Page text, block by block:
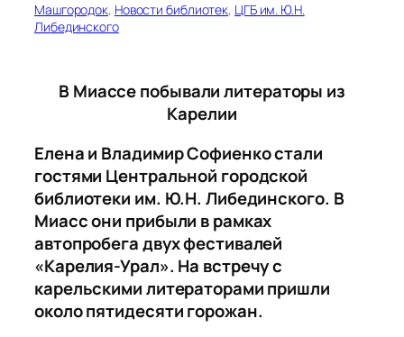
Машгородок, Новости библиотек, ЦГБ им. Ю.Н.
Либединского
В Миассе побывали литераторы из
Карелии
Елена и Владимир Софиенко стали
гостями Центральной городской
библиотеки им. Ю.Н. Либединского. В
Миасс они прибыли в рамках
автопробега двух фестивалей
«Карелия-Урал». На встречу с
карельскими литераторами пришли
около пятидесяти горожан.